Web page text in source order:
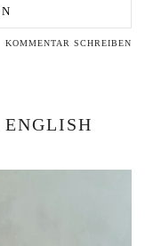
KOMMENTAR SCHREIBEN